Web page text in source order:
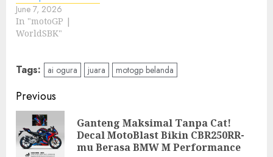
June 7, 2026
In "motoGP |
WorldSBK"
Tags: ai ogura juara motogp belanda
Post
navigation
Previous
Ganteng Maksimal Tanpa Cat!
Decal MotoBlast Bikin CBR250RR-
mu Berasa BMW M Performance